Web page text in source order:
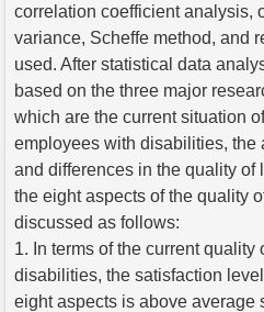
correlation coefficient analysis,
variance, Scheffe method, and
used. After statistical data
based on the three major
which are the current situation
employees with disabilities, the
and differences in the quality of
the eight aspects of the quality
discussed as follows:
1. In terms of the current
disabilities, the satisfaction
eight aspects is above average